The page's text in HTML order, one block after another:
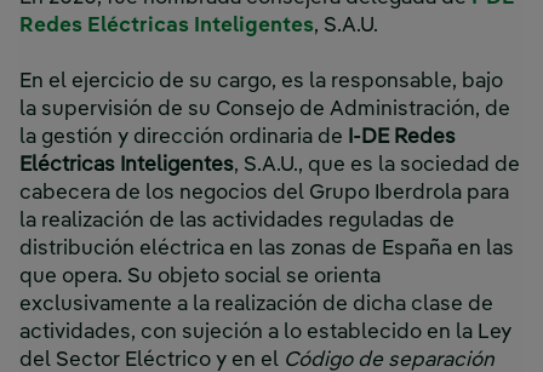
Redes Eléctricas InteligentesEnlace externo, se
, S.A.U.
En el ejercicio de su cargo, es la responsable, bajo
la supervisión de su Consejo de Administración, de
la gestión y dirección ordinaria de I-DE Redes
Eléctricas Inteligentes, S.A.U., que es la sociedad de
cabecera de los negocios del Grupo Iberdrola para
la realización de las actividades reguladas de
distribución eléctrica en las zonas de España en las
que opera. Su objeto social se orienta
exclusivamente a la realización de dicha clase de
actividades, con sujeción a lo establecido en la Ley
del Sector Eléctrico y en el Código de separación